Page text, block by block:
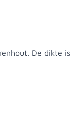
De dikte is